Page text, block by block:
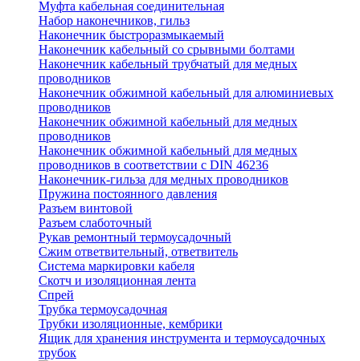
Муфта кабельная соединительная
Набор наконечников, гильз
Наконечник быстроразмыкаемый
Наконечник кабельный со срывными болтами
Наконечник кабельный трубчатый для медных
проводников
Наконечник обжимной кабельный для алюминиевых
проводников
Наконечник обжимной кабельный для медных
проводников
Наконечник обжимной кабельный для медных
проводников в соответствии с DIN 46236
Наконечник-гильза для медных проводников
Пружина постоянного давления
Разъем винтовой
Разъем слаботочный
Рукав ремонтный термоусадочный
Сжим ответвительный, ответвитель
Система маркировки кабеля
Скотч и изоляционная лента
Спрей
Трубка термоусадочная
Трубки изоляционные, кембрики
Ящик для хранения инструмента и термоусадочных
трубок